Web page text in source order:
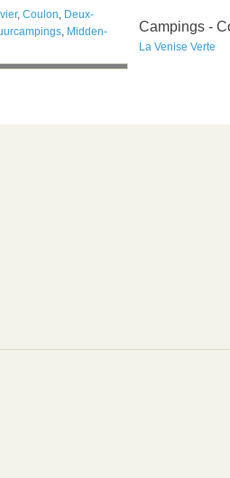
, Coulon, Deux-
, Midden-
Campings -
La Venise Verte